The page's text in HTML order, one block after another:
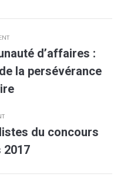
d’affaires :
la persévérance
du concours
2017